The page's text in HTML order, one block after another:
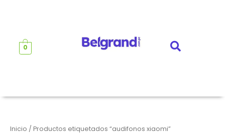
0
Inicio / Productos etiquetados “audifonos xiaomi”